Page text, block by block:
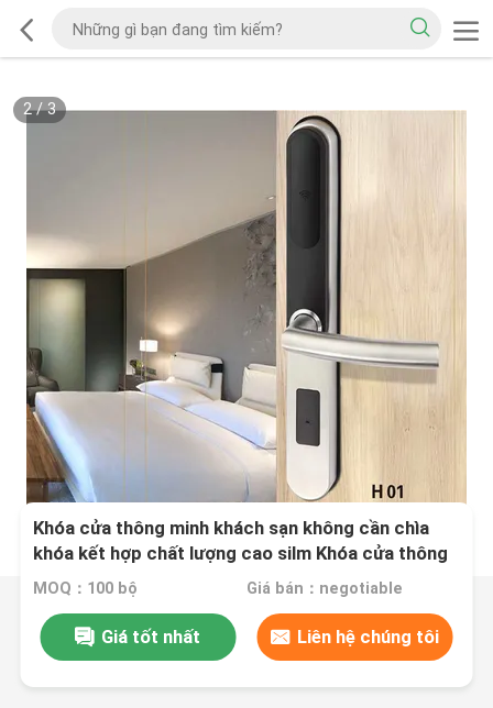
2/3
Khóa cửa thông minh khách sạn không cần chìa
khóa kết hợp chất lượng cao silm Khóa cửa thông
minh
MOQ：100 bộ Giá bán：negotiable
Giá tốt nhất Liên hệ chúng tôi